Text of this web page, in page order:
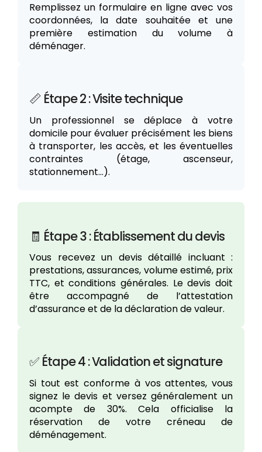
Remplissez un formulaire en ligne avec vos
coordonnées, la date souhaitée et une
première estimation du volume à
déménager.
📏 Étape 2 : Visite technique
Un professionnel se déplace à votre
domicile pour évaluer précisément les biens
à transporter, les accès, et les éventuelles
contraintes (étage, ascenseur,
stationnement…).
🧾 Étape 3 : Établissement du devis
Vous recevez un devis détaillé incluant :
prestations, assurances, volume estimé, prix
TTC, et conditions générales. Le devis doit
être accompagné de l’attestation
d’assurance et de la déclaration de valeur.
✅ Étape 4 : Validation et signature
Si tout est conforme à vos attentes, vous
signez le devis et versez généralement un
acompte de 30%. Cela officialise la
réservation de votre créneau de
déménagement.